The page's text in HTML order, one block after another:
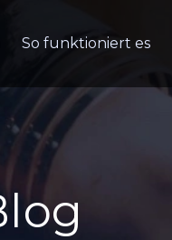
So funktioniert es